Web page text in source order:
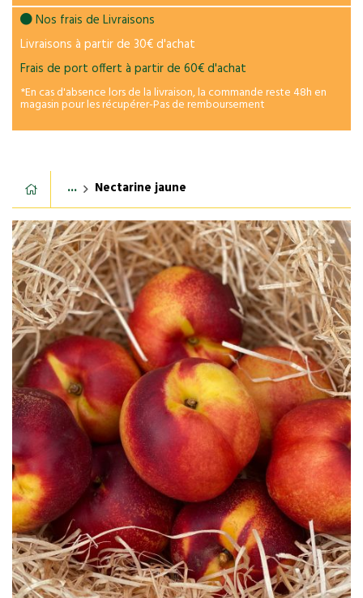
Nos frais de Livraisons
Livraisons à partir de 30€ d'achat
Frais de port offert à partir de 60€ d'achat
*En cas d'absence lors de la livraison, la commande reste 48h en
magasin pour les récupérer-Pas de remboursement
... Nectarine jaune